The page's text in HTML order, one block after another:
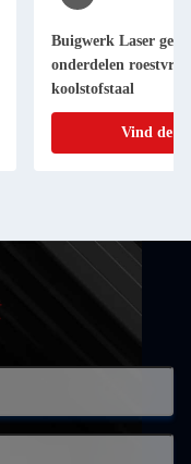
Buigwerk Laser
onderdelen
koolstofstaal
Vind de